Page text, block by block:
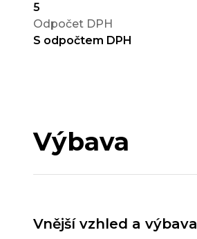
5
Odpočet DPH
S odpočtem DPH
Výbava
Vnější vzhled a výbava